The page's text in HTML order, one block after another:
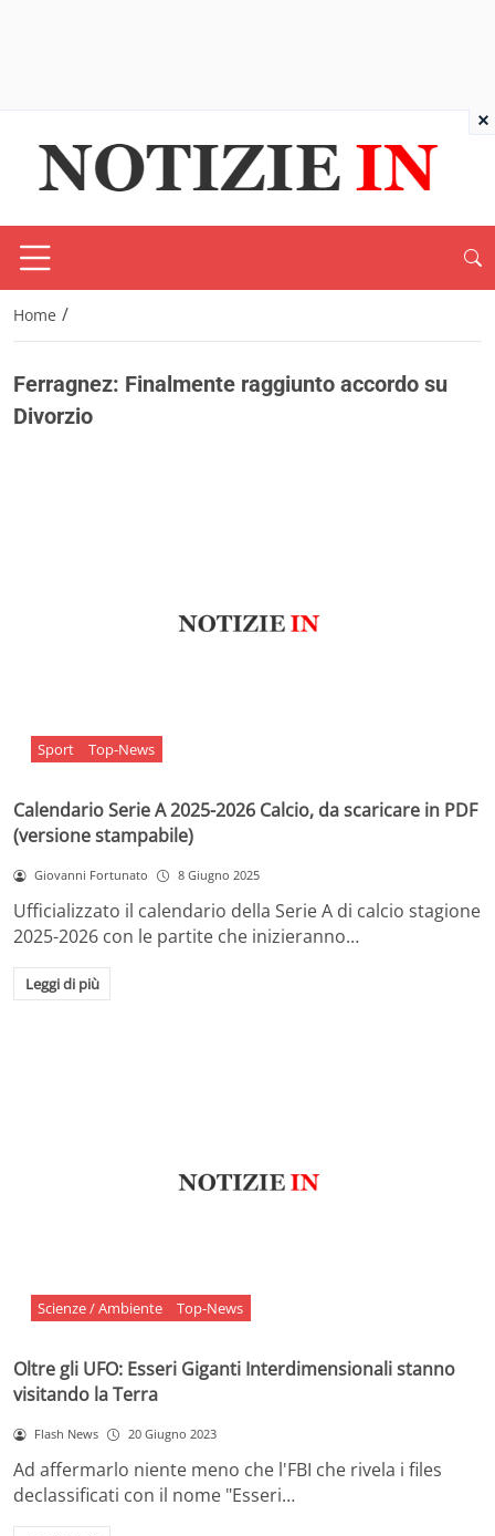
Home /
Ferragnez: Finalmente raggiunto accordo su
Divorzio
Sport Top-News
Calendario Serie A 2025-2026 Calcio, da scaricare in PDF
(versione stampabile)
Giovanni Fortunato 8 Giugno 2025
Ufficializzato il calendario della Serie A di calcio stagione
2025-2026 con le partite che inizieranno…
Leggi di più
Scienze / Ambiente Top-News
Oltre gli UFO: Esseri Giganti Interdimensionali stanno
visitando la Terra
Flash News 20 Giugno 2023
Ad affermarlo niente meno che l'FBI che rivela i files
declassificati con il nome "Esseri…
×